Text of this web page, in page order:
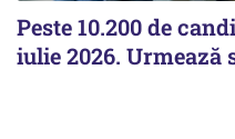
Peste 10.200 de
iulie 2026. Urmează